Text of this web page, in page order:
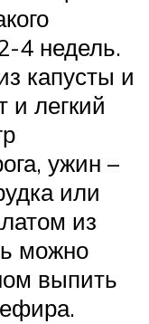
4 недель.
капусты и
и легкий
ужин –
или
из
можно
выпить